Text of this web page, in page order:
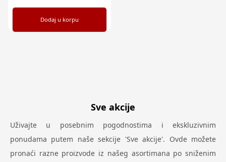
Dodaj u korpu
Sve akcije
Uživajte u posebnim pogodnostima i ekskluzivnim
ponudama putem naše sekcije 'Sve akcije'. Ovde možete
pronaći razne proizvode iz našeg asortimana po sniženim